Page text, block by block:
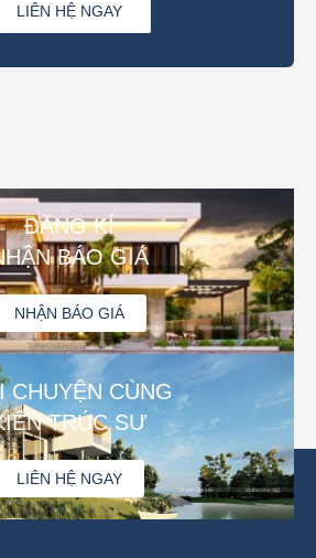
LIÊN HỆ NGAY
ĐĂNG KÍ
BÁO GIÁ
NHẬN BÁO GIÁ
CHUYỆN CÙNG
TRÚC SƯ
LIÊN HỆ NGAY